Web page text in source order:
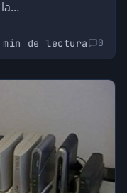
la…
min de lectura 0